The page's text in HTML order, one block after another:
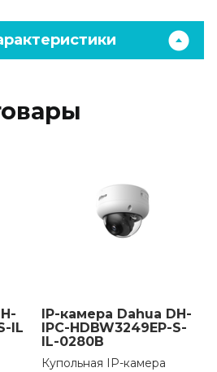
IL
IP-камера Dahua DH-
IPC-HDBW3249EP-S-
IL-0280B
Купольная IP-камера